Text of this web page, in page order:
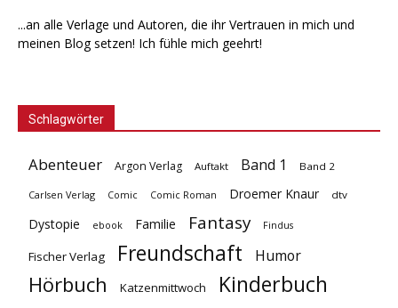
...an alle Verlage und Autoren, die ihr Vertrauen in mich und
meinen Blog setzen! Ich fühle mich geehrt!
Schlagwörter
Abenteuer Argon Verlag Auftakt Band 1 Band 2
Carlsen Verlag Comic Comic Roman Droemer Knaur dtv
Dystopie ebook Familie Fantasy Findus
Fischer Verlag Freundschaft Humor
Hörbuch Katzenmittwoch Kinderbuch